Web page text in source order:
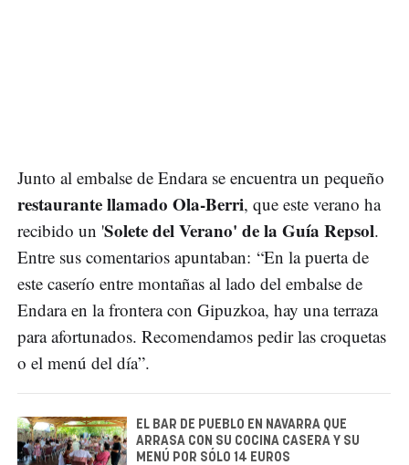
Junto al embalse de Endara se encuentra un pequeño
restaurante llamado Ola-Berri, que este verano ha
recibido un 'Solete del Verano' de la Guía Repsol.
Entre sus comentarios apuntaban: “En la puerta de
este caserío entre montañas al lado del embalse de
Endara en la frontera con Gipuzkoa, hay una terraza
para afortunados. Recomendamos pedir las croquetas
o el menú del día”.
EL BAR DE PUEBLO EN NAVARRA QUE
ARRASA CON SU COCINA CASERA Y SU
MENÚ POR SÓLO 14 EUROS